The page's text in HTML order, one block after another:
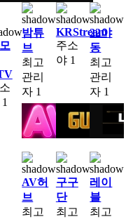
1
밤튜
브
최고
관리
자 1
KRStream
주소
야 1
22야
동
최고
관리
자 1
AV허
브
최고
구구
단
최고
레이
블
최고